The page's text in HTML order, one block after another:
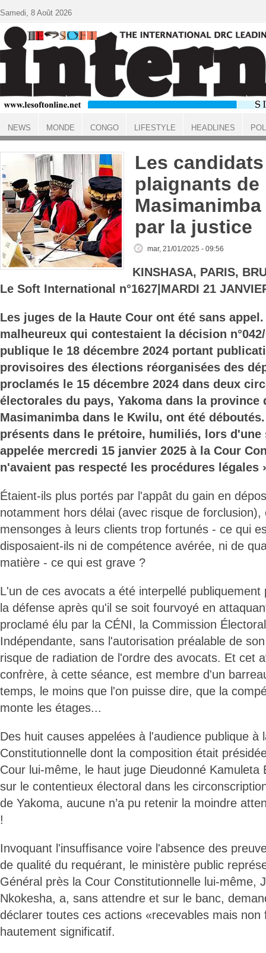
ACCUEIL
Les
plaignants de
par la justice
mar, 21/01/2025 - 09:56
KINSHASA, PARIS,
Le Soft International n°1627|MARDI 21
Les juges de la Haute Cour ont été sans
malheureux qui contestaient la décision
publique le 18 décembre 2024 portant
provisoires des élections réorganisées des
proclamés le 15 décembre 2024 dans deux
électorales du pays, Yakoma dans la province
Masimanimba dans le Kwilu, ont été
présents dans le prétoire, humiliés, lors d'une
appelée mercredi 15 janvier 2025 à la Cour
n'avaient pas respecté les procédures légales
Étaient-ils plus portés par l'appât du gain en
notamment hors délai (avec risque de forclusion),
mensonges à leurs clients trop fortunés - ce qui
disposaient-ils ni de compétence avérée, ni de
matière - ce qui est grave ?
L'un de ces avocats a été interpellé
la défense après qu'il se soit fourvoyé en
proclamé élu par la CÉNI, la Commission
Indépendante, sans l'autorisation préalable de
risque de radiation de l'ordre des avocats. Et cet
confrère, à cette séance, est membre d'un
temps, le moins que l'on puisse dire, que la
monte les étages...
Des huit causes appelées à l'audience publique à
Constitutionnelle dont la composition était
Cour lui-même, le haut juge Dieudonné Kamuleta
sur le contentieux électoral dans les
de Yakoma, aucune n’a pu retenir la moindre
!
Invoquant l'insuffisance voire l'absence des
de qualité du requérant, le ministère public
Général près la Cour Constitutionnelle lui-même,
Nkokesha, a, sans attendre et sur le banc,
déclarer toutes ces actions «recevables mais non
hautement significatif.
Samedi, 8 Août 2026
NEWS MONDE CONGO LIFESTYLE HEADLINES